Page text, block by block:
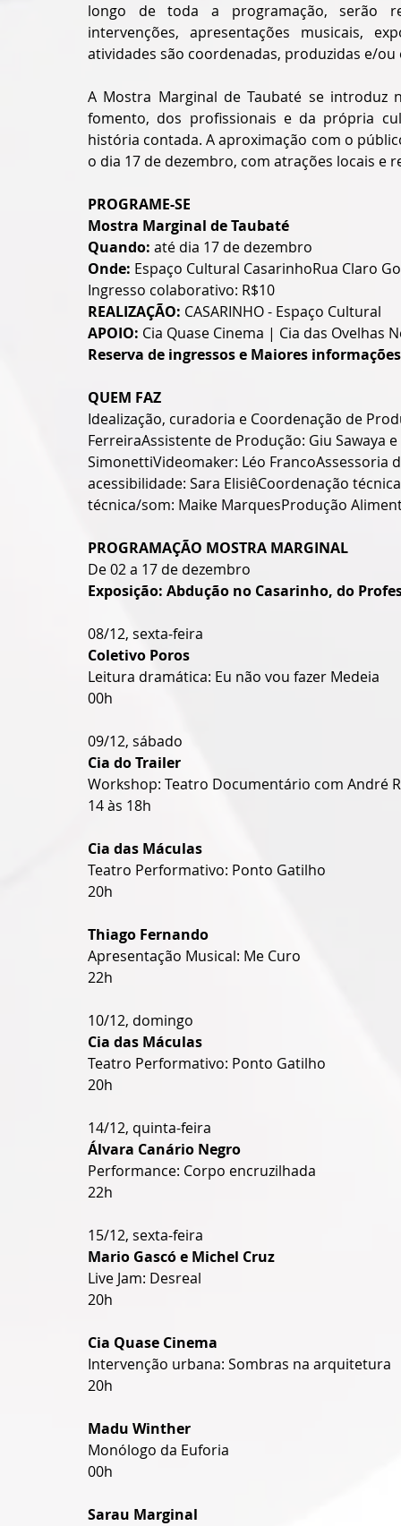
longo de toda a programação, serão
intervenções, apresentações musicais,
atividades são coordenadas, produzidas e/
A Mostra Marginal de Taubaté se introduz
fomento, dos profissionais e da própria
história contada. A aproximação com o
o dia 17 de dezembro, com atrações locais e
PROGRAME-SE
Mostra Marginal de Taubaté
Quando: até dia 17 de dezembro
Onde: Espaço Cultural CasarinhoRua Claro
Ingresso colaborativo: R$10
REALIZAÇÃO: CASARINHO - Espaço Cultural
APOIO: Cia Quase Cinema | Cia das Ovelhas
Reserva de ingressos e Maiores
QUEM FAZ
Idealização, curadoria e Coordenação de
FerreiraAssistente de Produção: Giu Sawaya
SimonettiVideomaker: Léo FrancoAssessoria
acessibilidade: Sara ElisiêCoordenação
técnica/som: Maike MarquesProdução
PROGRAMAÇÃO MOSTRA MARGINAL
De 02 a 17 de dezembro
Exposição: Abdução no Casarinho, do
08/12, sexta-feira
Coletivo Poros
Leitura dramática: Eu não vou fazer Medeia
00h
09/12, sábado
Cia do Trailer
Workshop: Teatro Documentário com André
14 às 18h
Cia das Máculas
Teatro Performativo: Ponto Gatilho
20h
Thiago Fernando
Apresentação Musical: Me Curo
22h
10/12, domingo
Cia das Máculas
Teatro Performativo: Ponto Gatilho
20h
14/12, quinta-feira
Álvara Canário Negro
Performance: Corpo encruzilhada
22h
15/12, sexta-feira
Mario Gascó e Michel Cruz
Live Jam: Desreal
20h
Cia Quase Cinema
Intervenção urbana: Sombras na arquitetura
20h
Madu Winther
Monólogo da Euforia
00h
Sarau Marginal